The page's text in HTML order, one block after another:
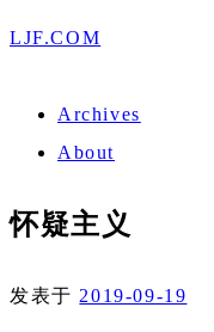
LJF.COM
Archives
About
怀疑主义
发表于 2019-09-19